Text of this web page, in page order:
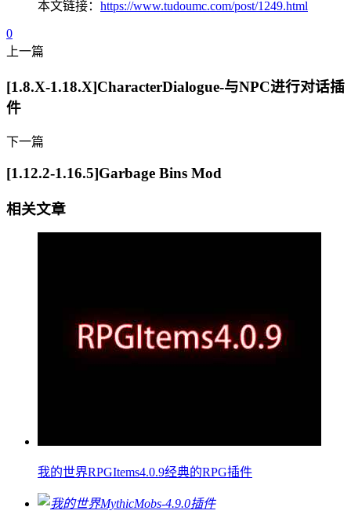
本文链接： https://www.tudoumc.com/post/1249.html
0
上一篇
[1.8.X-1.18.X]CharacterDialogue-与NPC进行对话插
件
下一篇
[1.12.2-1.16.5]Garbage Bins Mod
相关文章
我的世界RPGItems4.0.9经典的RPG插件